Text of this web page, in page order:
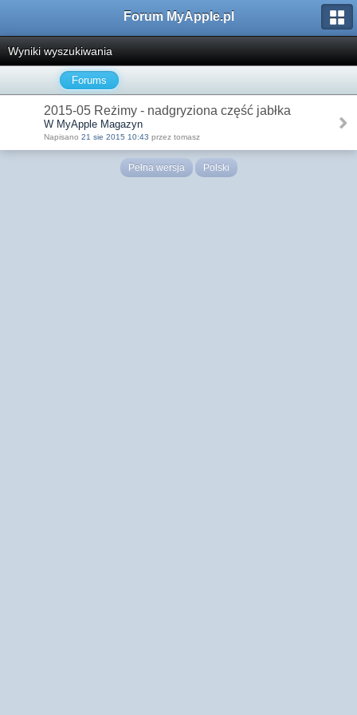
Forum MyApple.pl
Wyniki wyszukiwania
Forums
2015-05 Reżimy - nadgryziona część jabłka
W MyApple Magazyn
Napisano 21 sie 2015 10:43 przez tomasz
Pełna wersja Polski